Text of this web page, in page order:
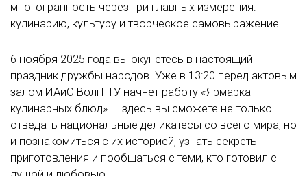
многогранность через три главных измерения:
кулинарию, культуру и творческое самовыражение.
6 ноября 2025 года вы окунётесь в настоящий
праздник дружбы народов. Уже в 13:20 перед актовым
залом ИАиС ВолгГТУ начнёт работу «Ярмарка
кулинарных блюд» — здесь вы сможете не только
отведать национальные деликатесы со всего мира, но
и познакомиться с их историей, узнать секреты
приготовления и пообщаться с теми, кто готовил с